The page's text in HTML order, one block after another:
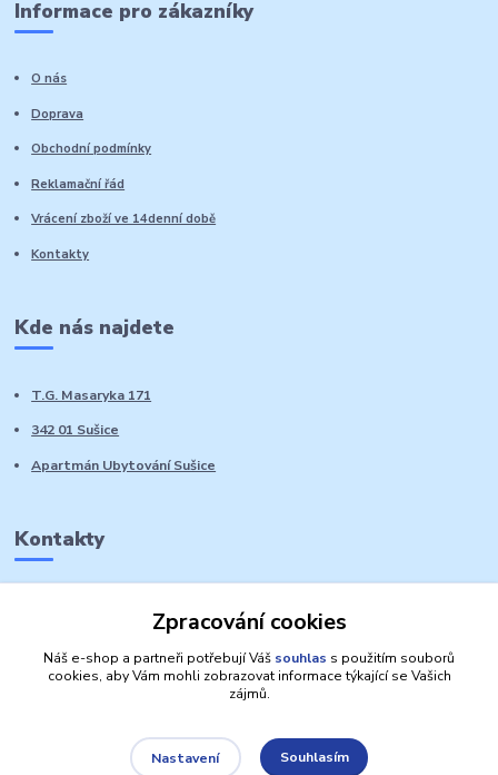
Informace pro zákazníky
O nás
Doprava
Obchodní podmínky
Reklamační řád
Vrácení zboží ve 14denní době
Kontakty
Kde nás najdete
T.G. Masaryka 171
342 01 Sušice
Apartmán Ubytování Sušice
Kontakty
Zpracování cookies
Náš e-shop a partneři potřebují Váš souhlas s použitím souborů
cookies, aby Vám mohli zobrazovat informace týkající se Vašich
zájmů.
Nastavení Souhlasím